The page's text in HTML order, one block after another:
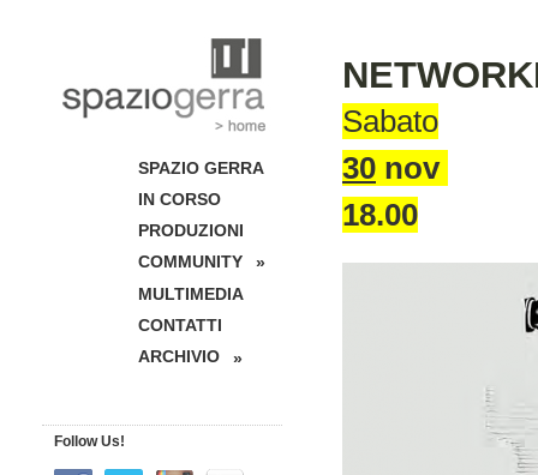
Sabato
30 nov
18.00
SPAZIO GERRA
IN CORSO
PRODUZIONI
COMMUNITY
»
MULTIMEDIA
CONTATTI
ARCHIVIO
»
Follow Us!